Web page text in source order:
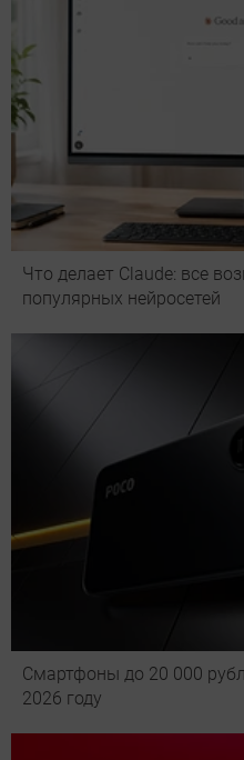
Что делает Сlaude: все
популярных нейросетей
Смартфоны до 20 000
2026 году